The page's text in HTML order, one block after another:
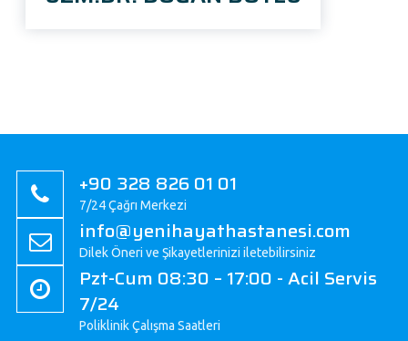
+90 328 826 01 01
7/24 Çağrı Merkezi
info@yenihayathastanesi.com
Dilek Öneri ve Şikayetlerinizi iletebilirsiniz
Pzt-Cum 08:30 – 17:00 - Acil Servis
7/24
Poliklinik Çalışma Saatleri